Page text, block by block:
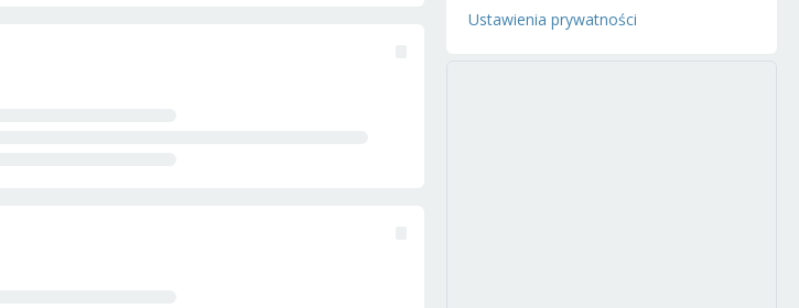
Ustawienia prywatności